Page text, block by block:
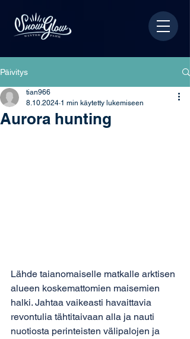
Päivitys
Aurora hunting
tian966
8.10.2024 1 min käytetty lukemiseen
Lähde taianomaiselle matkalle arktisen
alueen koskemattomien maisemien
halki. Jahtaa vaikeasti havaittavia
revontulia tähtitaivaan alla ja nauti
nuotiosta perinteisten välipalojen ja